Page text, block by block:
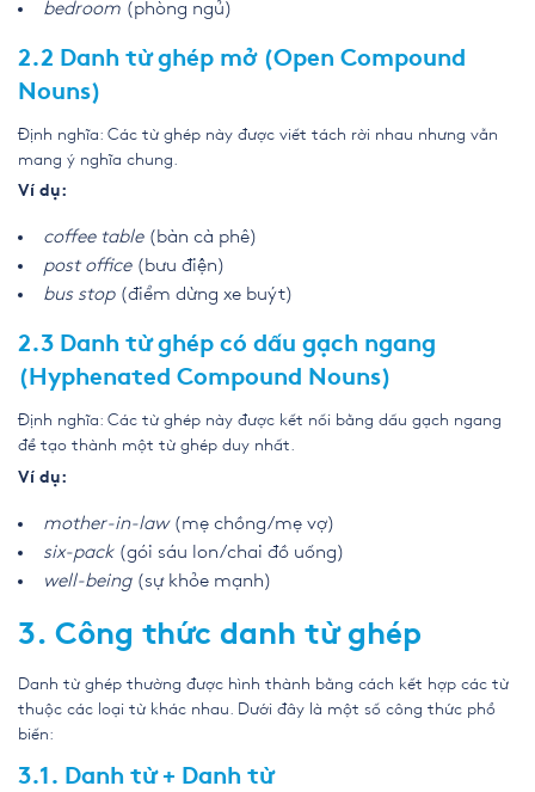
bedroom (phòng ngủ)
2.2 Danh từ ghép mở (Open Compound
Nouns)
Định nghĩa: Các từ ghép này được viết tách rời nhau nhưng vẫn
mang ý nghĩa chung.
Ví dụ:
coffee table(bàn cà phê)
post office(bưu điện)
bus stop(điểm dừng xe buýt)
2.3 Danh từ ghép có dấu gạch ngang
(Hyphenated Compound Nouns)
Định nghĩa: Các từ ghép này được kết nối bằng dấu gạch ngang
để tạo thành một từ ghép duy nhất.
Ví dụ:
mother-in-law(mẹ chồng/mẹ vợ)
six-pack(gói sáu lon/chai đồ uống)
well-being(sự khỏe mạnh)
3. Công thức danh từ ghép
Danh từ ghép thường được hình thành bằng cách kết hợp các từ
thuộc các loại từ khác nhau. Dưới đây là một số công thức phổ
biến:
3.1. Danh từ + Danh từ